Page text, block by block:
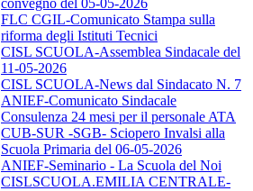
convegno del 05-05-2026
FLC CGIL-Comunicato Stampa sulla
riforma degli Istituti Tecnici
CISL SCUOLA-Assemblea Sindacale del
11-05-2026
CISL SCUOLA-News dal Sindacato N. 7
ANIEF-Comunicato Sindacale
Consulenza 24 mesi per il personale ATA
CUB-SUR -SGB- Sciopero Invalsi alla
Scuola Primaria del 06-05-2026
ANIEF-Seminario - La Scuola del Noi
CISLSCUOLA.EMILIA CENTRALE-